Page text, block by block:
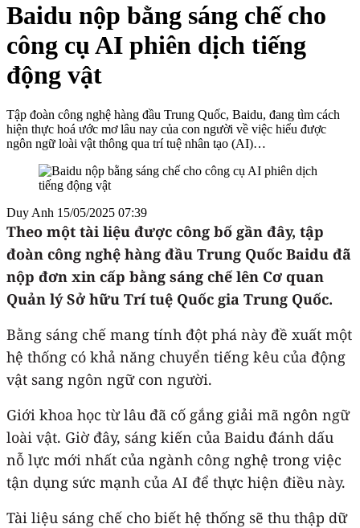
Baidu nộp bằng sáng chế cho
công cụ AI phiên dịch tiếng
động vật
Tập đoàn công nghệ hàng đầu Trung Quốc, Baidu, đang tìm cách
hiện thực hoá ước mơ lâu nay của con người về việc hiểu được
ngôn ngữ loài vật thông qua trí tuệ nhân tạo (AI)…
Duy Anh 15/05/2025 07:39
Theo một tài liệu được công bố gần đây, tập
đoàn công nghệ hàng đầu Trung Quốc Baidu đã
nộp đơn xin cấp bằng sáng chế lên Cơ quan
Quản lý Sở hữu Trí tuệ Quốc gia Trung Quốc.
Bằng sáng chế mang tính đột phá này đề xuất một
hệ thống có khả năng chuyển tiếng kêu của động
vật sang ngôn ngữ con người.
Giới khoa học từ lâu đã cố gắng giải mã ngôn ngữ
loài vật. Giờ đây, sáng kiến của Baidu đánh dấu
nỗ lực mới nhất của ngành công nghệ trong việc
tận dụng sức mạnh của AI để thực hiện điều này.
Tài liệu sáng chế cho biết hệ thống sẽ thu thập dữ